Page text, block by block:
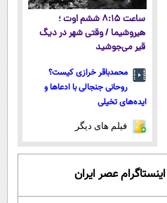
ساعت ۸:۱۵ ششم اوت ؛
هیروشیما / وقتی شهر در دیگ
قیر می‌جوشید
محمدباقر خرازی کیست؟
روحانی جنجالی با ادعاها و
ایده‌های تخیلی
فیلم های دیگر
عصر ایران